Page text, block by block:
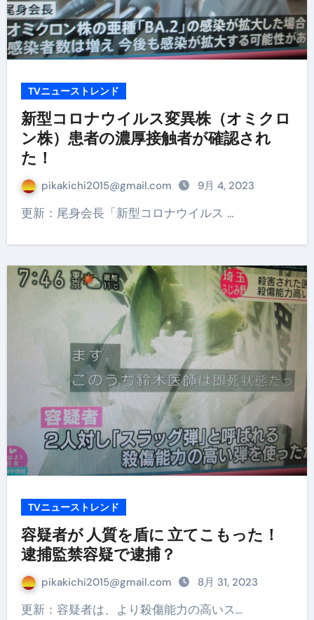
TVニューストレンド
新型コロナウイルス変異株（オミクロ
ン株）患者の濃厚接触者が確認され
た！
pikakichi2015@gmail.com 9月 4, 2023
更新：尾身会長「新型コロナウイルス …
TVニューストレンド
容疑者が 人質を盾に 立てこもった！
逮捕監禁容疑で逮捕？
pikakichi2015@gmail.com 8月 31, 2023
更新：容疑者は、より殺傷能力の高いス…